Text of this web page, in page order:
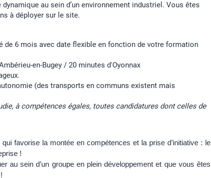
au sein d’un environnement industriel. Vous êtes
à déployer sur le site.
de 6 mois avec date flexible en fonction de votre formation
en-Bugey / 20 minutes d'Oyonnax
(des transports en communs existent mais
à compétences égales, toutes candidatures dont celles de
favorise la montée en compétences et la prise d’initiative : le
!
au sein d’un groupe en plein développement et que vous êtes